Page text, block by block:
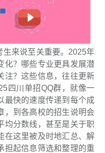
生来说至关重要。2025年
化？哪些专业更具发展潜
注？这些信息，往往更新
四川单招QQ群，就像一
最快的速度传递到每个成
，到各高校的招生说明会
均分数线，甚至是关于职
在这里被及时地汇总、解
担起信息筛选和整理的重